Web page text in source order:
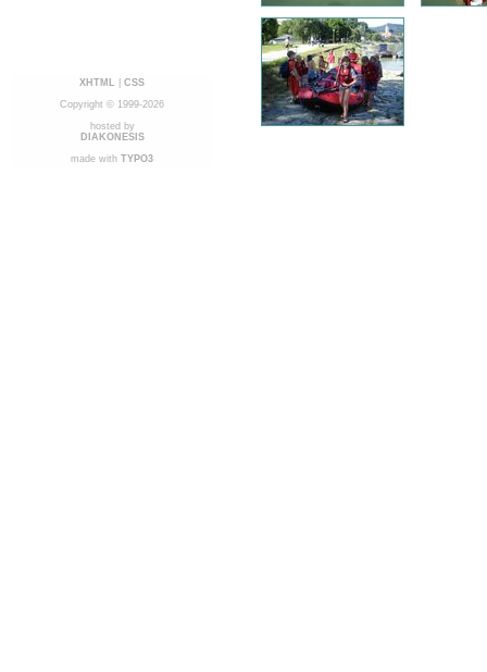
XHTML
CSS
Copyright © 1999-2026
hosted by
DIAKONESIS
made with TYPO3